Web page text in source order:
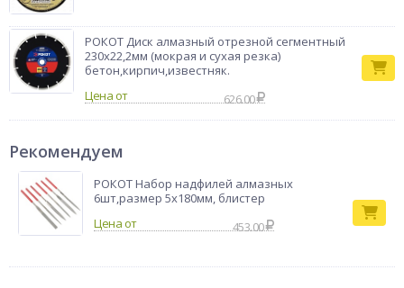
РОКОТ Диск алмазный отрезной сегментный
230х22,2мм (мокрая и сухая резка)
бетон,кирпич,известняк.
Цена от
626.00
Рекомендуем
РОКОТ Набор надфилей алмазных
6шт,размер 5x180мм, блистер
453.00